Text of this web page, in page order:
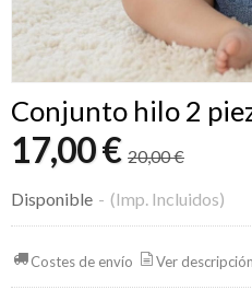
Conjunto hilo 2
17,00 € 20,00 €
Disponible - (Imp. Incluidos)
Costes de envío Ver descripción